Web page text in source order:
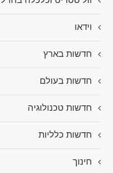
וידאו
חדשות בארץ
חדשות בעולם
חדשות טכנולוגיה
חדשות כלליות
חינוך